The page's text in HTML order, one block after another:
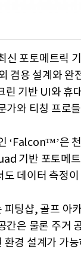
신 포토메트릭
겸용 설계와 완
린 기반 UI와 휴
가와 티칭 프로
‘Falcon™’은
기반 포토메
도 데이터 측정
피팅샵, 골프 아
간은 물론 주거
환경 설계가 가